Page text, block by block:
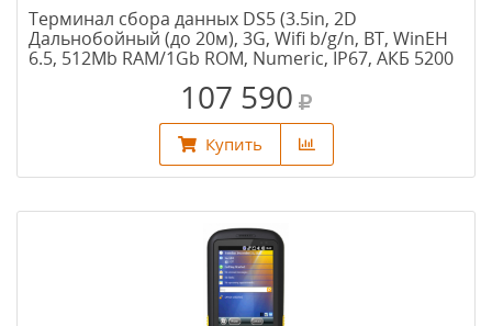
Терминал сбора данных DS5 (3.5in, 2D
Дальнобойный (до 20м), 3G, Wifi b/g/n, BT, WinEH
6.5, 512Mb RAM/1Gb ROM, Numeric, IP67, АКБ 5200
107 590
Купить